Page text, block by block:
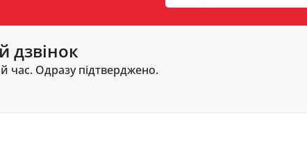
дзвінок
час. Одразу підтверджено.